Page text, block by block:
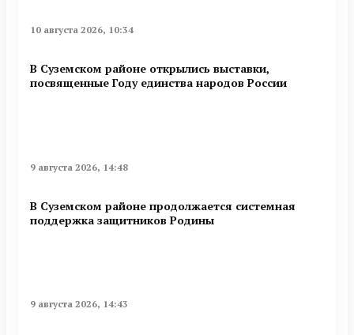
10 августа 2026, 10:34
В Суземском районе открылись выставки,
посвященные Году единства народов России
9 августа 2026, 14:48
В Суземском районе продолжается системная
поддержка защитников Родины
9 августа 2026, 14:43